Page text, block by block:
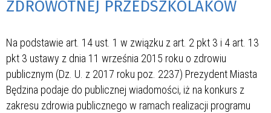
ZDROWOTNEJ PRZEDSZKOLAKÓW
Na podstawie art. 14 ust. 1 w związku z art. 2 pkt 3 i 4 art. 13
pkt 3 ustawy z dnia 11 września 2015 roku o zdrowiu
publicznym (Dz. U. z 2017 roku poz. 2237) Prezydent Miasta
Będzina podaje do publicznej wiadomości, iż na konkurs z
zakresu zdrowia publicznego w ramach realizacji programu